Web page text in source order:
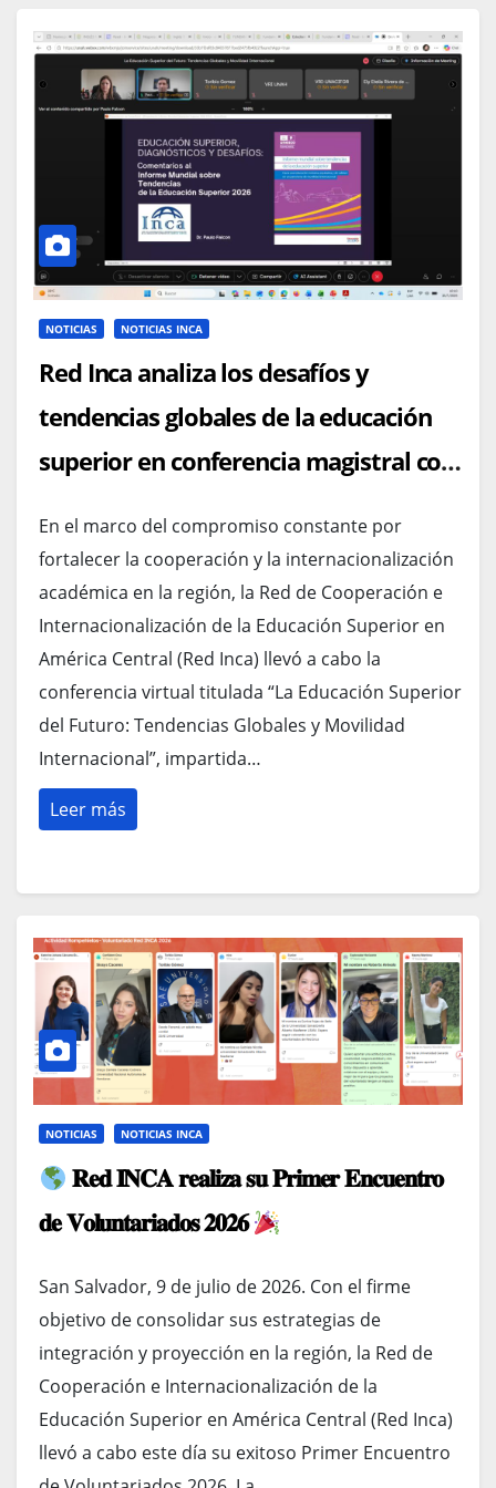
NOTICIAS NOTICIAS INCA
Red Inca analiza los desafíos y
tendencias globales de la educación
superior en conferencia magistral con
En el marco del compromiso constante por
fortalecer la cooperación y la internacionalización
académica en la región, la Red de Cooperación e
Internacionalización de la Educación Superior en
América Central (Red Inca) llevó a cabo la
conferencia virtual titulada “La Educación Superior
del Futuro: Tendencias Globales y Movilidad
Internacional”, impartida…
Leer más
NOTICIAS NOTICIAS INCA
𝐑𝐞𝐝 𝐈𝐍𝐂𝐀 𝐫𝐞𝐚𝐥𝐢𝐳𝐚 𝐬𝐮 𝐏𝐫𝐢𝐦𝐞𝐫 𝐄𝐧𝐜𝐮𝐞𝐧𝐭𝐫𝐨
𝐝𝐞 𝐕𝐨𝐥𝐮𝐧𝐭𝐚𝐫𝐢𝐚𝐝𝐨𝐬 𝟐𝟎𝟐𝟔
San Salvador, 9 de julio de 2026. Con el firme
objetivo de consolidar sus estrategias de
integración y proyección en la región, la Red de
Cooperación e Internacionalización de la
Educación Superior en América Central (Red Inca)
llevó a cabo este día su exitoso Primer Encuentro